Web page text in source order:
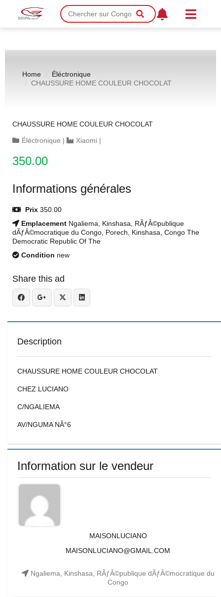
Home
Éléctronique
CHAUSSURE HOME COULEUR CHOCOLAT
CHAUSSURE HOME COULEUR CHOCOLAT
Éléctronique | Xiaomi |
350.00
Informations générales
Prix 350.00
Emplacement Ngaliema, Kinshasa, RÃƒÂ©publique
dÃƒÂ©mocratique du Congo, Porech, Kinshasa, Congo The
Democratic Republic Of The
Condition new
Share this ad
Description
CHAUSSURE HOME COULEUR CHOCOLAT
CHEZ LUCIANO
C/NGALIEMA
AV/NGUMA NÂ°6
Information sur le vendeur
MAISONLUCIANO
MAISONLUCIANO@GMAIL.COM
Ngaliema, Kinshasa, RÃƒÂ©publique dÃƒÂ©mocratique du
Congo